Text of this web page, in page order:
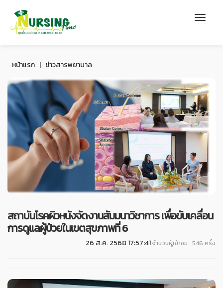
หน้าแรก | ข่าวสารพยาบาล
สถาบันโรคผิวหนังจัดงานสัมมนาวิชาการ เพื่อขับเคลื่อน
การดูแลผู้ป่วยในเขตสุขภาพที่ 6
26 ส.ค. 2568 17:57:41จำนวนผู้เข้าชม : 546 ครั้ง